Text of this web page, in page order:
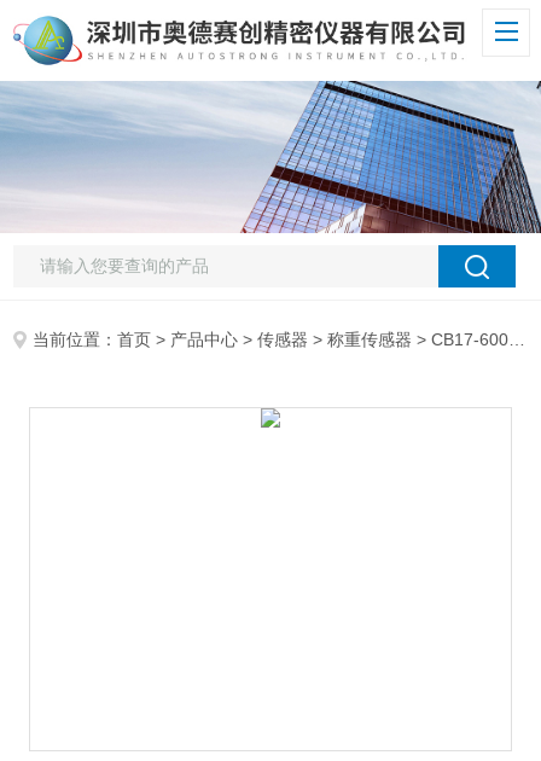
当前位置：首页 > 产品中心 >传感器 >称重传感器 > CB17-600G-C铝合金单点称重传感器高精度微型测力